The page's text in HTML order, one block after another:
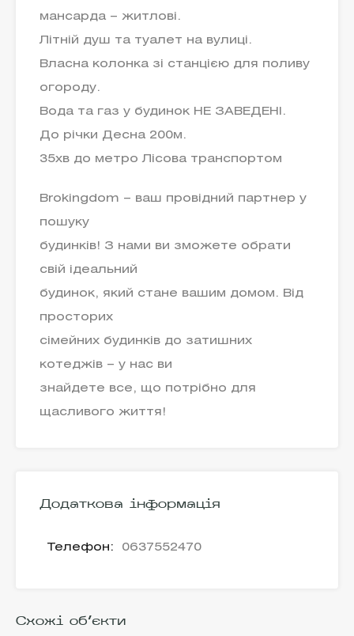
мансарда – житлові.
Літній душ та туалет на вулиці.
Власна колонка зі станцією для поливу
огороду.
Вода та газ у будинок НЕ ЗАВЕДЕНІ.
До річки Десна 200м.
35хв до метро Лісова транспортом
Brokingdom – ваш провідний партнер у
пошуку
будинків! З нами ви зможете обрати
свій ідеальний
будинок, який стане вашим домом. Від
просторих
сімейних будинків до затишних
котеджів – у нас ви
знайдете все, що потрібно для
щасливого життя!
Додаткова інформація
Телефон: 0637552470
Схожі об'єкти